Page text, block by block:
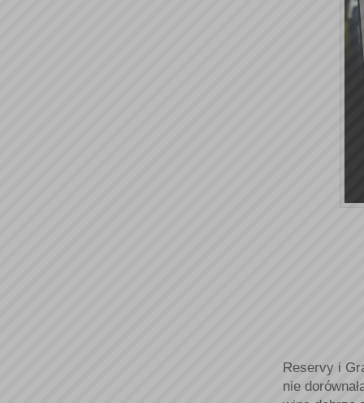
Reservy i
nie